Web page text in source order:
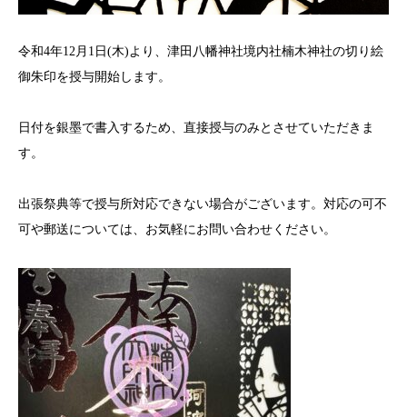
令和4年12月 1 日 (木)より、津田八幡神社境内社楠木神社の切り絵
御朱印を授与開始します。
日付を銀墨で書入するため、直接授与のみとさせていただきま
す。
出張祭典等で授与所対応できない場合がございます。対応の可不
可や郵送については、お気軽にお問い合わせください。